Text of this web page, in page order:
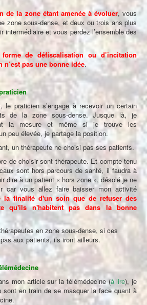
de la zone étant amenée à évoluer, vous
zone sous-dense, et deux ou trois ans plus
intermédiaire et vous perdez l’ensemble des
de défiscalisation ou d’incitation
pas une bonne idée.
le praticien s’engage à recevoir un certain
de la zone sous-dense. Jusque là, je
la mesure et même si je trouve les
peu élevée, je partage la position.
un thérapeute ne choisi pas ses patients.
de choisir sont thérapeute. Et compte tenu
sont hors parcours de santé, il faudra à
dire à un patient « hors zone », désolé je ne
car vous allez faire baisser mon activité
la finalité d'un soin que de refuser des
qu'ils n'habitent pas dans la bonne
en zone sous-dense, si ces
aux patients, ils iront ailleurs.
mon article sur la télémédecine (à lire), je
sont en train de se masquer la face quant à